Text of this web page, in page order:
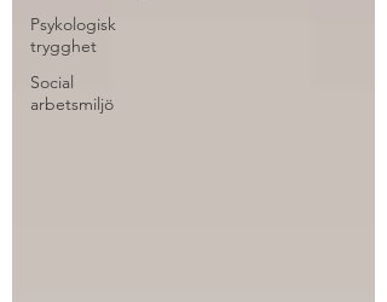
Psykologisk
trygghet
Social
arbetsmiljö